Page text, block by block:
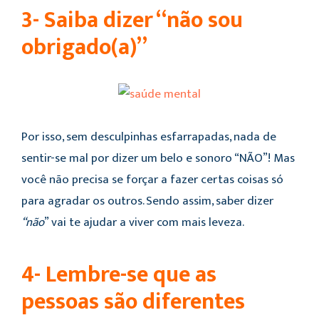
3- Saiba dizer “não sou
obrigado(a)”
Por isso, sem desculpinhas esfarrapadas, nada de
sentir-se mal por dizer um belo e sonoro “NÃO”! Mas
você não precisa se forçar a fazer certas coisas só
para agradar os outros. Sendo assim, saber dizer
“não” vai te ajudar a viver com mais leveza.
4- Lembre-se que as
pessoas são diferentes